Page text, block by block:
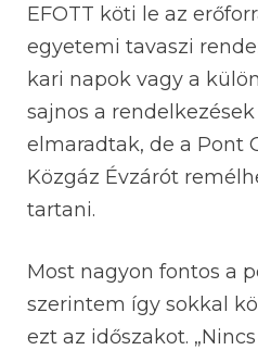
EFOTT köti le az
egyetemi tavaszi
kari napok vagy a
sajnos a
elmaradtak, de a Pont
Közgáz Évzárót
tartani.
Most nagyon fontos a
szerintem így sokkal
ezt az időszakot.